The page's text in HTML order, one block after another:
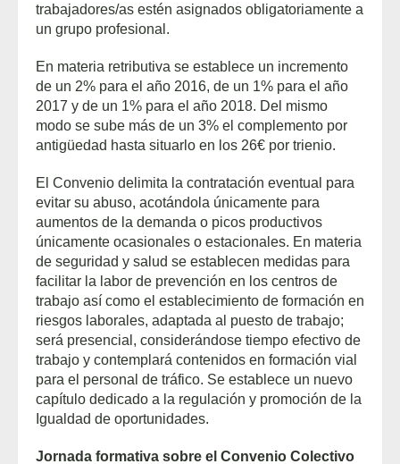
trabajadores/as estén asignados obligatoriamente a
un grupo profesional.
En materia retributiva se establece un incremento
de un 2% para el año 2016, de un 1% para el año
2017 y de un 1% para el año 2018. Del mismo
modo se sube más de un 3% el complemento por
antigüedad hasta situarlo en los 26€ por trienio.
El Convenio delimita la contratación eventual para
evitar su abuso, acotándola únicamente para
aumentos de la demanda o picos productivos
únicamente ocasionales o estacionales. En materia
de seguridad y salud se establecen medidas para
facilitar la labor de prevención en los centros de
trabajo así como el establecimiento de formación en
riesgos laborales, adaptada al puesto de trabajo;
será presencial, considerándose tiempo efectivo de
trabajo y contemplará contenidos en formación vial
para el personal de tráfico. Se establece un nuevo
capítulo dedicado a la regulación y promoción de la
Igualdad de oportunidades.
Jornada formativa sobre el Convenio Colectivo